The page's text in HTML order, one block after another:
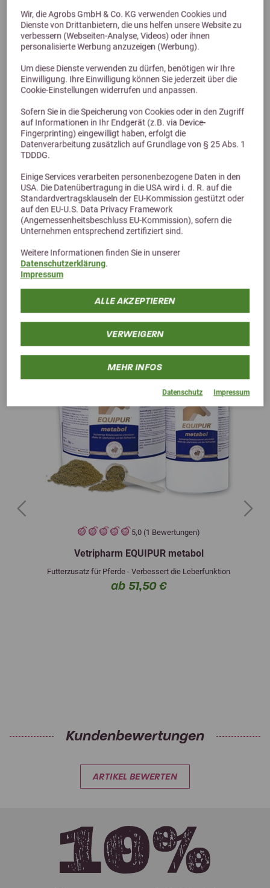
Wir, die Agrobs GmbH & Co. KG verwenden Cookies und
Dienste von Drittanbietern, die uns helfen unsere Website zu
verbessern (Webseiten-Analyse, Videos) oder ihnen
personalisierte Werbung anzuzeigen (Werbung).
Um diese Dienste verwenden zu dürfen, benötigen wir Ihre
Einwilligung. Ihre Einwilligung können Sie jederzeit über die
Cookie-Einstellungen widerrufen und anpassen.
Sofern Sie in die Speicherung von Cookies oder in den Zugriff
auf Informationen in Ihr Endgerät (z.B. via Device-
Fingerprinting) eingewilligt haben, erfolgt die
Datenverarbeitung zusätzlich auf Grundlage von § 25 Abs. 1
TDDDG.
Einige Services verarbeiten personenbezogene Daten in den
USA. Die Datenübertragung in die USA wird i. d. R. auf die
Standardvertragsklauseln der EU-Kommission gestützt oder
auf den EU-U.S. Data Privacy Framework
(Angemessenheitsbeschluss EU-Kommission), sofern die
Unternehmen entsprechend zertifiziert sind.
Weitere Informationen finden Sie in unserer
Datenschutzerklärung.
Impressum
ALLE AKZEPTIEREN
VERWEIGERN
MEHR INFOS
Datenschutz Impressum
HBD's HoreseMineral MBA-frei 10kg
169,99 €
Previous
Alternative Produkte
5,0 (1 Bewertungen)
Vetripharm EQUIPUR metabol
Futterzusatz für Pferde - Verbessert die Leberfunktion
ab 51,50 €
Previous Next
Kundenbewertungen
ARTIKEL BEWERTEN